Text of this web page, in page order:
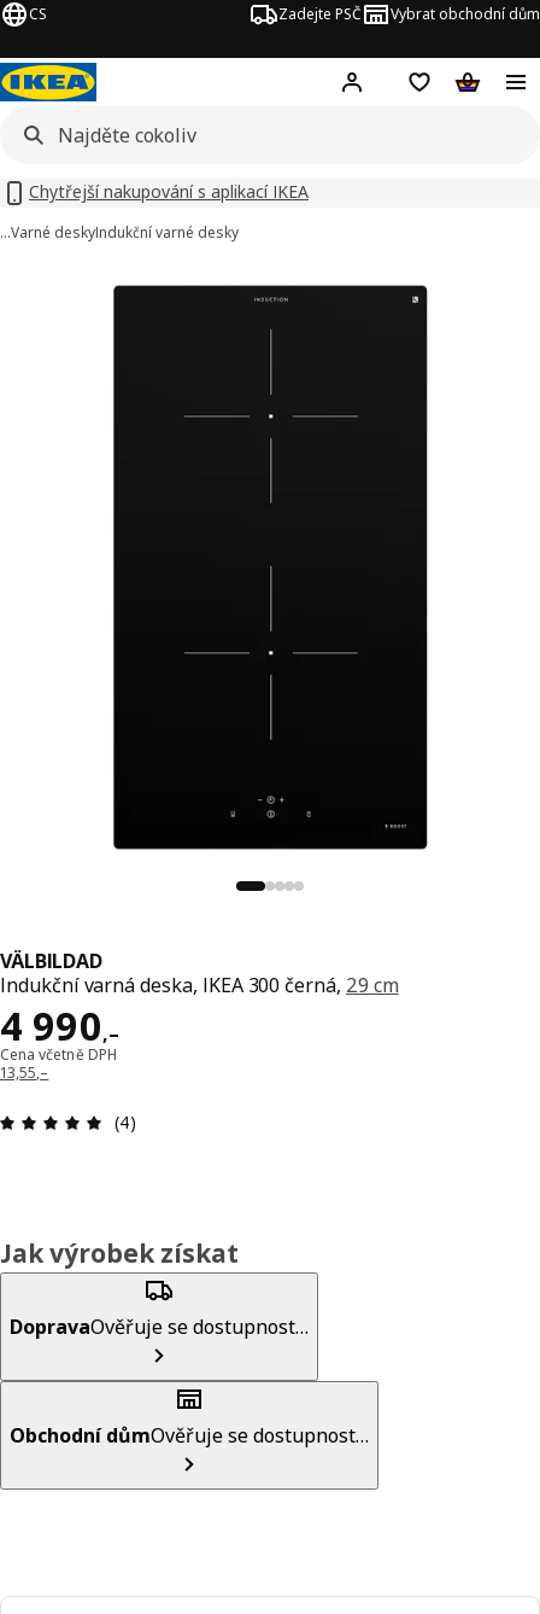
CS Zadejte PSČ Vybrat obchodní dům
Hej! Přihlášení
NákupníNákupní
Chytřejší nakupování s aplikací IKEA
…Varné deskyIndukční varné desky
obrázky
VÄLBILDAD
Indukční varná deska, IKEA 300 černá, 29 cm
4 990,–
Cena 4990,–
Cena včetně DPH
13,55,–
(4)
Jak výrobek získat
DopravaOvěřuje se dostupnost…
Obchodní důmOvěřuje se dostupnost…